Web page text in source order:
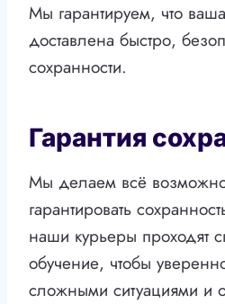
Мы гарантируем, что
доставлена быстро,
сохранности.
Гарантия
Мы делаем всё
гарантировать
наши курьеры проходят
обучение, чтобы
сложными ситуациями и